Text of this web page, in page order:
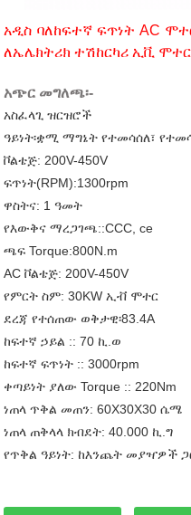
አዲስ ባለከፍተኛ ፍጥነት AC
ለኤሌክትሪክ ተሽከርካሪ ኢቪ
አጭር መግለጫ፡-
አስፈላጊ ዝርዝሮች
ዓይነት፡ቋሚ ማግኔት የተመሳሰለ፣
ቮልቴጅ: 200V-450V
ፍጥነት(RPM):1300rpm
ዋስትና: 1 ዓመት
የእውቅና ማረጋገጫ::CCC, ce
ጫፍ Torque:800N.m
AC ቮልቴጅ: 200V-450V
የምርት ስም: 30KW ኢቭ ሞተር
ደረጃ የተሰጠው ወቅታዊ፡83.4A
ከፍተኛ ኃይል :: 70 ኪ.ወ
ከፍተኛ ፍጥነት :: 3000rpm
ቀጣይነት ያለው Torque :: 220Nm
ነጠላ ጥቅል መጠን: 60X30X30 ሴሜ
ነጠላ ጠቅላላ ክብደት: 40.000 ኪ.ግ
የጥቅል ዓይነት: ከእንጨት መያዣዎች